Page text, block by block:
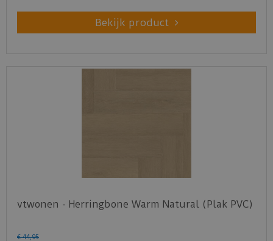
Bekijk product
vtwonen - Herringbone Warm Natural (Plak PVC)
€ 44,95